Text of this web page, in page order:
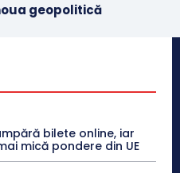
geopolitică
bilete online, iar
mică pondere din UE